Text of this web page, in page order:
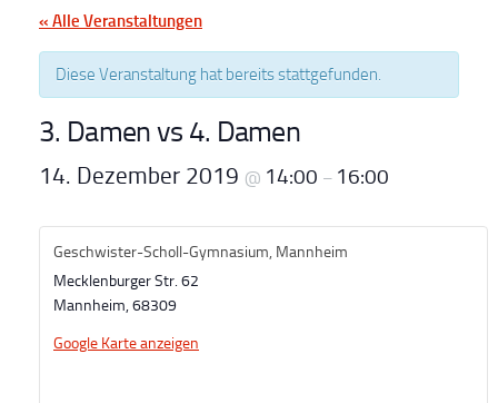
« Alle Veranstaltungen
Diese Veranstaltung hat bereits stattgefunden.
3. Damen vs 4. Damen
14. Dezember 2019 @ 14:00 – 16:00
Geschwister-Scholl-Gymnasium, Mannheim
Mecklenburger Str. 62
Mannheim,68309
Google Karte anzeigen